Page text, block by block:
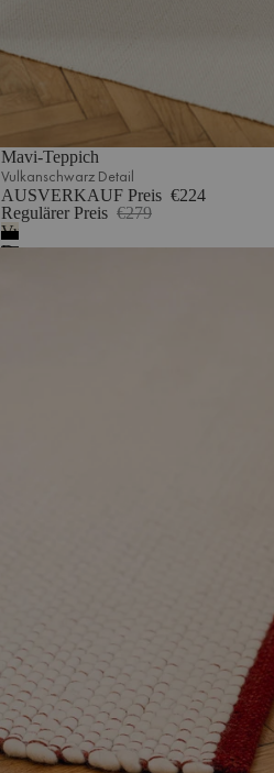
Mavi-Teppich
Vulkanschwarz Detail
AUSVERKAUF Preis €224
Regulärer Preis €279
Vulkanschwarz
Detail